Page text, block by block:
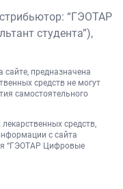
“ГЭОТАР
студента”),
предназначена
средств не могут
самостоятельного
средств,
с сайта
“ГЭОТАР Цифровые